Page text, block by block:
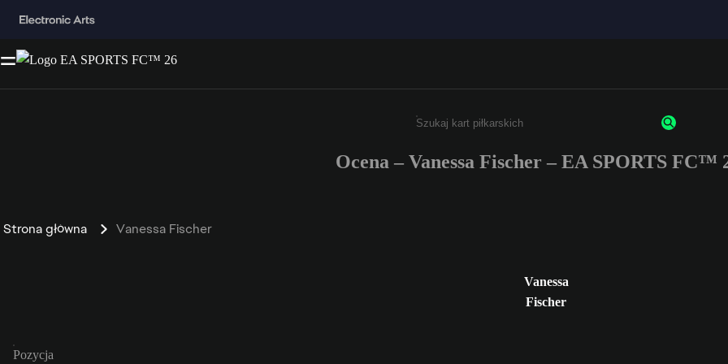
Wpisz co najmniej 3 znaki lub cyfry.
Ocena – Vanessa Fischer – EA SPORTS FC™
Strona główna Vanessa Fischer
Vanessa
Fischer
Pozycja